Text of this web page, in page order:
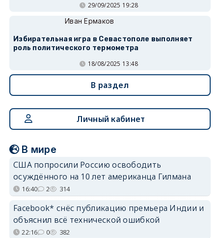
29/09/2025 19:28
Иван Ермаков
Избирательная игра в Севастополе выполняет
роль политического термометра
18/08/2025 13:48
В раздел
Личный кабинет
В мире
США попросили Россию освободить
осуждённого на 10 лет американца Гилмана
16:40 2 314
Facebook* снёс публикацию премьера Индии и
объяснил всё технической ошибкой
22:16 0 382